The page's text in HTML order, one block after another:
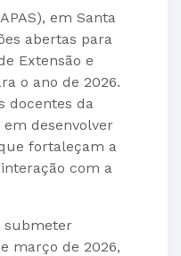
em Santa
abertas para
Extensão e
o ano de 2026.
docentes da
desenvolver
fortaleçam a
com a
submeter
março de 2026,